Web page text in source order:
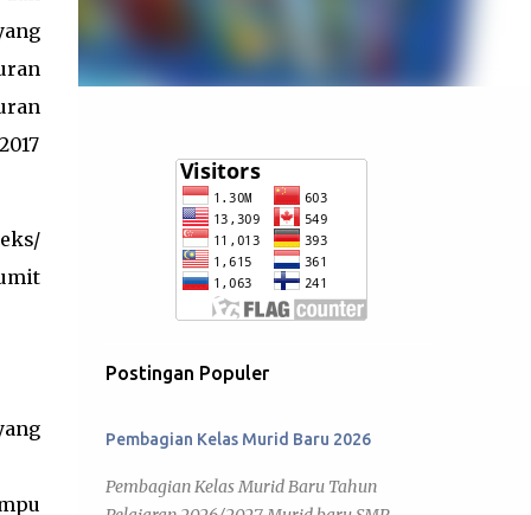
Postingan Populer
Pembagian Kelas Murid Baru 2026
Pembagian Kelas Murid Baru Tahun